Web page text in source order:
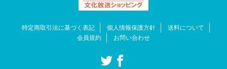
特定商取引法に基づく表記 個人情報保護方針
送料について
会員規約
お問い合わせ